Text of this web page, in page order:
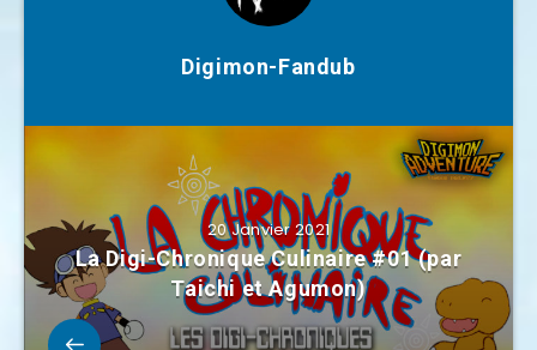
Digimon-Fandub
20 Janvier 2021
La Digi-Chronique Culinaire #01 (par
Taichi et Agumon)